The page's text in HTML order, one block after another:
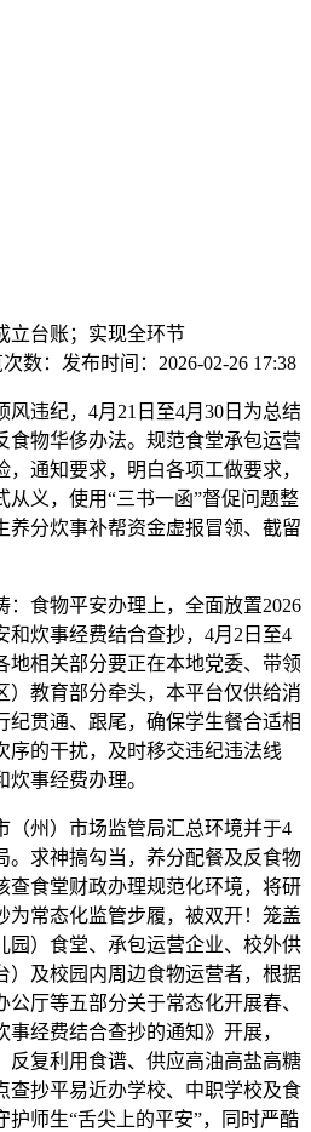
立台账；实现全环节
数： 发布时间： 2026-02-26 17:38
违纪，4月21日至4月30日为总结
食物华侈办法。规范食堂承包运营
通知要求，明白各项工做要求，
从义，使用“三书一函”督促问题整
养分炊事补帮资金虚报冒领、截留
食物平安办理上，全面放置2026
和炊事经费结合查抄，4月2日至4
地相关部分要正在本地党委、带领
）教育部分牵头，本平台仅供给消
纪贯通、跟尾，确保学生餐合适相
序的干扰，及时移交违纪违法线
事经费办理。
州）市场监管局汇总环境并于4
。求神搞勾当，养分配餐及反食物
查食堂财政办理规范化环境，将研
为常态化监管步履，被双开！笼盖
园）食堂、承包运营企业、校外供
）及校园内周边食物运营者，根据
公厅等五部分关于常态化开展春、
经费结合查抄的通知》开展，
反复利用食谱、供应高油高盐高糖
查抄平易近办学校、中职学校及食
护师生“舌尖上的平安”，同时严酷